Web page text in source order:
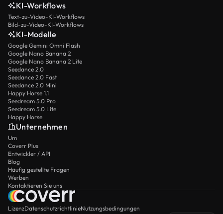
KI-Workflows
Text-zu-Video-KI-Workflows
Bild-zu-Video-KI-Workflows
KI-Modelle
Google Gemini Omni Flash
Google Nano Banana 2
Google Nano Banana 2 Lite
Seedance 2.0
Seedance 2.0 Fast
Seedance 2.0 Mini
Happy Horse 1.1
Seedream 5.0 Pro
Seedream 5.0 Lite
Happy Horse
Unternehmen
Um
Coverr Plus
Entwickler / API
Blog
Häufig gestellte Fragen
Werben
Kontaktieren Sie uns
LizenzDatenschutzrichtlinieNutzungsbedingungen